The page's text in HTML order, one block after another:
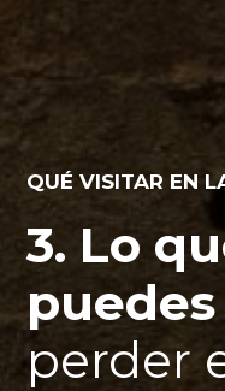
QUÉ VISITAR EN
3. Lo
puedes
perder